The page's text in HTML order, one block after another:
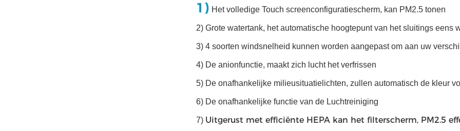
1) Het volledige Touch screenconfiguratiescherm, kan PM2.5 tonen
2) Grote watertank, het automatische hoogtepunt van het sluitings eens
3) 4 soorten windsnelheid kunnen worden aangepast om aan uw
4) De anionfunctie, maakt zich lucht het verfrissen
5) De onafhankelijke milieusituatielichten, zullen automatisch de kleur
6) De onafhankelijke functie van de Luchtreiniging
7) Uitgerust met efficiënte HEPA kan het filterscherm, PM2.5